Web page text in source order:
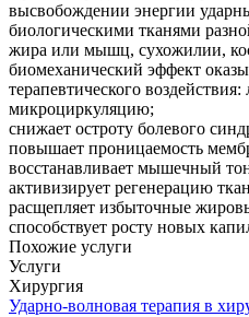
высвобождении энергии
биологическими тканями
жира или мышц, сухожилии,
биомеханический эффект
терапевтического
микроциркуляцию;
снижает остроту болевого
повышает проницаемость
восстанавливает мышечный
активизирует регенерацию
расщепляет избыточные
способствует росту новых
Похожие услуги
Услуги
Хирургия
Ударно-волновая терапия в